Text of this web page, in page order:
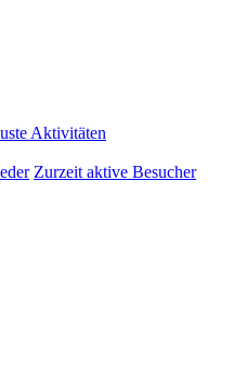
Aktivitäten
Zurzeit aktive Besucher